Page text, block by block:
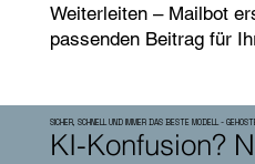
Weiterleiten – Mailbot
passenden Beitrag für
SICHER, SCHNELL UND IMMER DAS BESTE MODELL -
KI-Konfusion?